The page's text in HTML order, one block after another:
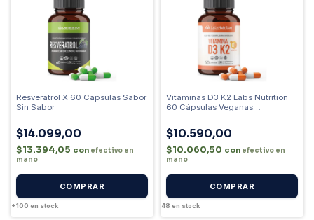
Resveratrol X 60 Capsulas Sabor
Sin Sabor
$14.099,00
$13.394,05 con efectivo en
mano
+100 en stock
Vitaminas D3 K2 Labs Nutrition
60 Cápsulas Veganas
$10.590,00
$10.060,50 con efectivo en
mano
48 en stock